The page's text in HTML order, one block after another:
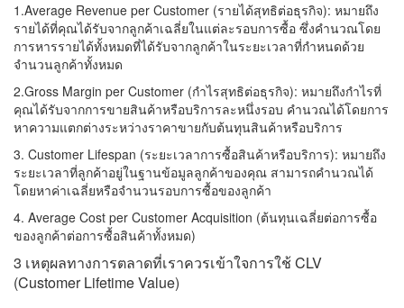
1.Average Revenue per Customer (รายได้สุทธิต่อธุรกิจ): หมายถึง
รายได้ที่คุณได้รับจากลูกค้าเฉลี่ยในแต่ละรอบการซื้อ ซึ่งคำนวณโดย
การหารรายได้ทั้งหมดที่ได้รับจากลูกค้าในระยะเวลาที่กำหนดด้วย
จำนวนลูกค้าทั้งหมด
2.Gross Margin per Customer (กำไรสุทธิต่อธุรกิจ): หมายถึงกำไรที่
คุณได้รับจากการขายสินค้าหรือบริการละหนึ่งรอบ คำนวณได้โดยการ
หาความแตกต่างระหว่างราคาขายกับต้นทุนสินค้าหรือบริการ
3. Customer Lifespan (ระยะเวลาการซื้อสินค้าหรือบริการ): หมายถึง
ระยะเวลาที่ลูกค้าอยู่ในฐานข้อมูลลูกค้าของคุณ สามารถคำนวณได้
โดยหาค่าเฉลี่ยหรือจำนวนรอบการซื้อของลูกค้า
4. Average Cost per Customer Acquisition (ต้นทุนเฉลี่ยต่อการซื้อ
ของลูกค้าต่อการซื้อสินค้าทั้งหมด)
3 เหตุผลทางการตลาดที่เราควรเข้าใจการใช้ CLV
(Customer Lifetime Value)